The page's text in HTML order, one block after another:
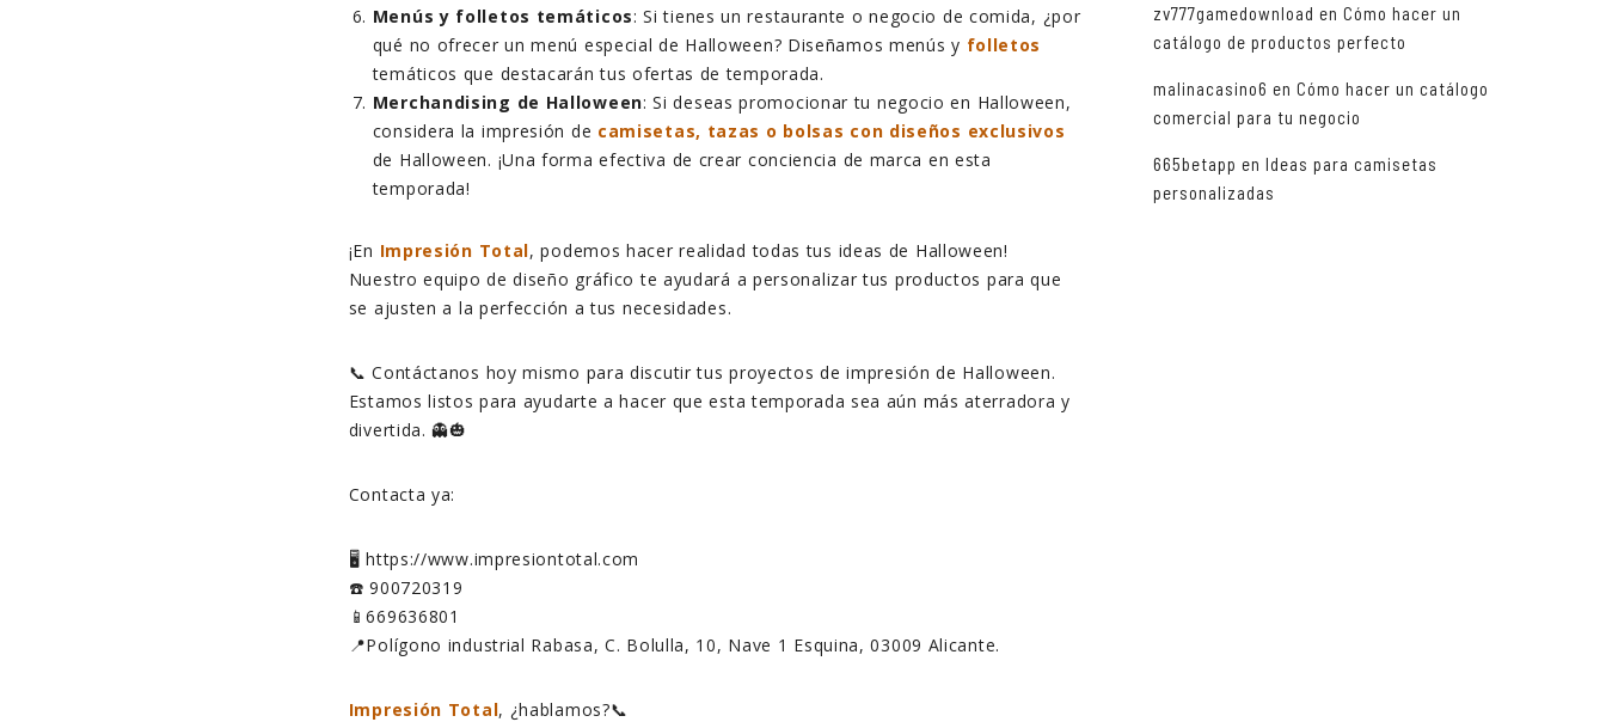
Menús y folletos temáticos: Si tienes un restaurante o negocio de comida, ¿por
qué no ofrecer un menú especial de Halloween? Diseñamos menús y folletos
temáticos que destacarán tus ofertas de temporada.
Merchandising de Halloween: Si deseas promocionar tu negocio en Halloween,
considera la impresión de camisetas, tazas o bolsas con diseños exclusivos
de Halloween. ¡Una forma efectiva de crear conciencia de marca en esta
temporada!
¡En Impresión Total, podemos hacer realidad todas tus ideas de Halloween!
Nuestro equipo de diseño gráfico te ayudará a personalizar tus productos para que
se ajusten a la perfección a tus necesidades.
📞 Contáctanos hoy mismo para discutir tus proyectos de impresión de Halloween.
Estamos listos para ayudarte a hacer que esta temporada sea aún más aterradora y
divertida. 👻🎃
Contacta ya:
🖥️ https://www.impresiontotal.com
☎️ 900720319
📱669636801
📍Polígono industrial Rabasa, C. Bolulla, 10, Nave 1 Esquina, 03009 Alicante.
Impresión Total, ¿hablamos?📞
zv777gamedownload en Cómo hacer un
catálogo de productos perfecto
malinacasino6 en Cómo hacer un catálogo
comercial para tu negocio
665betapp en Ideas para camisetas
personalizadas